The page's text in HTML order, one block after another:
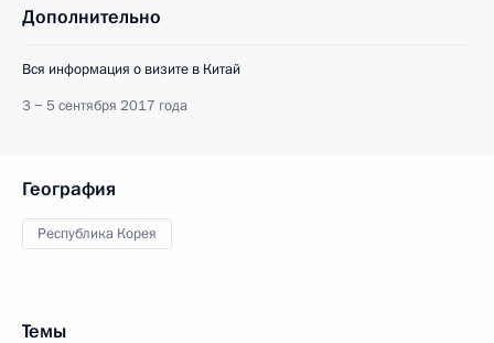
Дополнительно
Вся информация о визите в Китай
3 − 5 сентября 2017 года
География
Республика Корея
Темы